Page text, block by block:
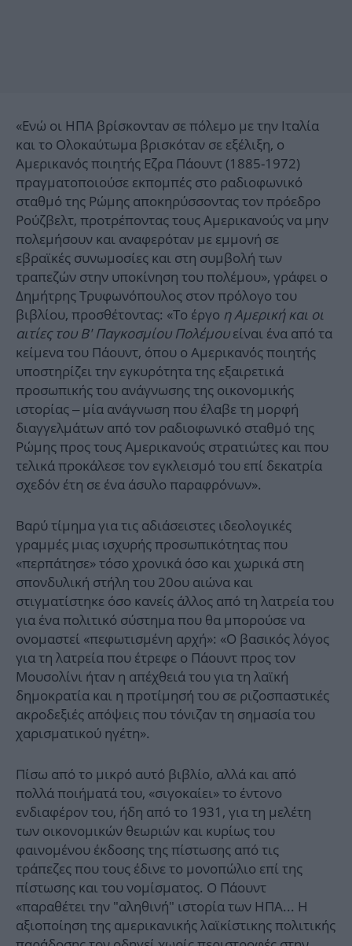
«Ενώ οι ΗΠΑ βρίσκονταν σε πόλεμο με την Ιταλία
και το Ολοκαύτωμα βρισκόταν σε εξέλιξη, ο
Αμερικανός ποιητής Εζρα Πάουντ (1885-1972)
πραγματοποιούσε εκπομπές στο ραδιοφωνικό
σταθμό της Ρώμης αποκηρύσσοντας τον πρόεδρο
Ρούζβελτ, προτρέποντας τους Αμερικανούς να μην
πολεμήσουν και αναφερόταν με εμμονή σε
εβραϊκές συνωμοσίες και στη συμβολή των
τραπεζών στην υποκίνηση του πολέμου», γράφει ο
Δημήτρης Τρυφωνόπουλος στον πρόλογο του
βιβλίου, προσθέτοντας: «Το έργο η Αμερική και οι
αιτίες του Β' Παγκοσμίου Πολέμουείναι ένα από τα
κείμενα του Πάουντ, όπου ο Αμερικανός ποιητής
υποστηρίζει την εγκυρότητα της εξαιρετικά
προσωπικής του ανάγνωσης της οικονομικής
ιστορίας – μία ανάγνωση που έλαβε τη μορφή
διαγγελμάτων από τον ραδιοφωνικό σταθμό της
Ρώμης προς τους Αμερικανούς στρατιώτες και που
τελικά προκάλεσε τον εγκλεισμό του επί δεκατρία
σχεδόν έτη σε ένα άσυλο παραφρόνων».
Βαρύ τίμημα για τις αδιάσειστες ιδεολογικές
γραμμές μιας ισχυρής προσωπικότητας που
«περπάτησε» τόσο χρονικά όσο και χωρικά στη
σπονδυλική στήλη του 20ου αιώνα και
στιγματίστηκε όσο κανείς άλλος από τη λατρεία του
για ένα πολιτικό σύστημα που θα μπορούσε να
ονομαστεί «πεφωτισμένη αρχή»: «Ο βασικός λόγος
για τη λατρεία που έτρεφε ο Πάουντ προς τον
Μουσολίνι ήταν η απέχθειά του για τη λαϊκή
δημοκρατία και η προτίμησή του σε ριζοσπαστικές
ακροδεξιές απόψεις που τόνιζαν τη σημασία του
χαρισματικού ηγέτη».
Πίσω από το μικρό αυτό βιβλίο, αλλά και από
πολλά ποιήματά του, «σιγοκαίει» το έντονο
ενδιαφέρον του, ήδη από το 1931, για τη μελέτη
των οικονομικών θεωριών και κυρίως του
φαινομένου έκδοσης της πίστωσης από τις
τράπεζες που τους έδινε το μονοπώλιο επί της
πίστωσης και του νομίσματος. Ο Πάουντ
«παραθέτει την "αληθινή" ιστορία των ΗΠΑ... Η
αξιοποίηση της αμερικανικής λαϊκίστικης πολιτικής